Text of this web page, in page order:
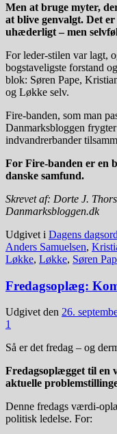
Men at bruge myter,
at blive genvalgt. Det
uhæderligt – men
For leder-stilen var lagt,
bogstaveligste forstand
blok: Søren Pape,
og Løkke selv.
Fire-banden, som man
Danmarksbloggen
indvandrerbander
For Fire-banden er en
danske samfund.
Skrevet af: Dorte J.
Danmarksbloggen.dk
Udgivet i Dagens
Anders Samuelsen,
Løkke, Løkke, Søren
Fredagsoplæg:
Udgivet den 26.
1
Så er det fredag – og
Fredagsoplægget til en
aktuelle
Denne fredags værdi-
politisk ledelse. For: